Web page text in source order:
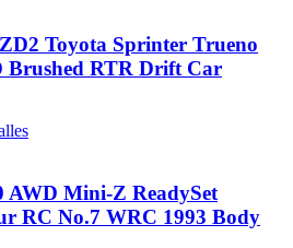
Toyota Sprinter Trueno
Brushed RTR Drift Car
AWD Mini-Z ReadySet
RC No.7 WRC 1993 Body